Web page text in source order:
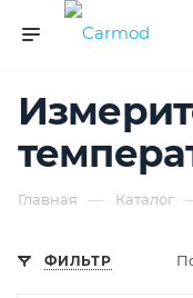
Главная — Каталог
ФИЛЬТР